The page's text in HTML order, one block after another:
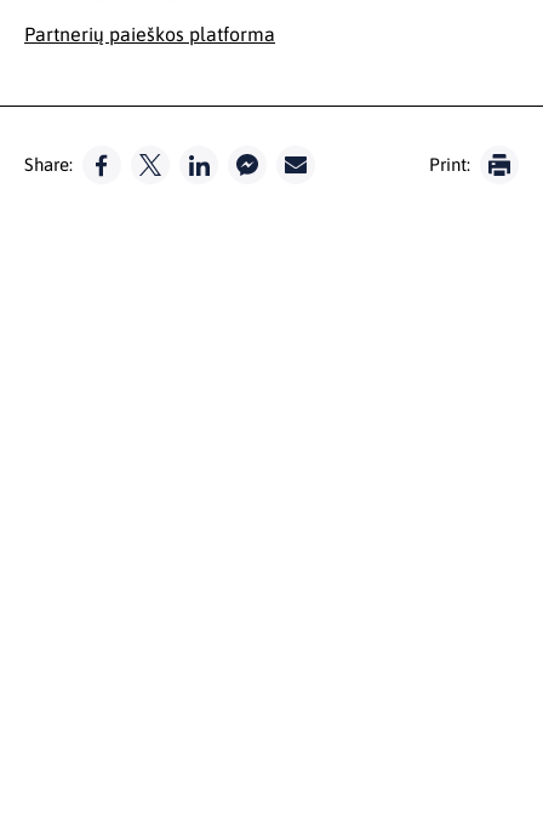
Partnerių paieškos platforma
Share: Print: